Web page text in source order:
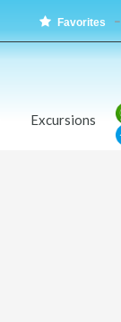
Favorites
Excursions